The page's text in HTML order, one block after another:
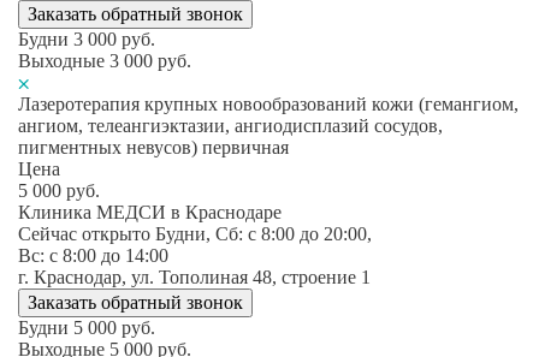
Заказать обратный звонок
Будни 3 000 руб.
Выходные 3 000 руб.
Лазеротерапия крупных новообразований кожи (гемангиом,
ангиом, телеангиэктазии, ангиодисплазий сосудов,
пигментных невусов) первичная
Цена
5 000 руб.
Клиника МЕДСИ в Краснодаре
Сейчас открыто Будни, Сб: c 8:00 до 20:00,
Вс: c 8:00 до 14:00
г. Краснодар, ул. Тополиная 48, строение 1
Заказать обратный звонок
Будни 5 000 руб.
Выходные 5 000 руб.